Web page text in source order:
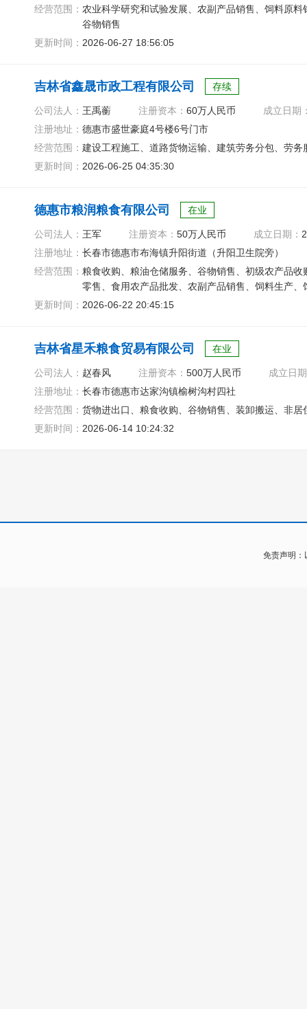
经营范围： 农业科学研究和试验发展、农副产品销售、饲料原
谷物销售
更新时间： 2026-06-27 18:56:05
吉林省鑫晟市政工程有限公司 存续
公司法人： 王禹蘅 注册资本： 60万人民币
成立日期
注册地址： 德惠市盛世豪庭4号楼6号门市
经营范围： 建设工程施工、道路货物运输、建筑劳务分包、劳
更新时间： 2026-06-25 04:35:30
德惠市粮润粮食有限公司 在业
公司法人： 王军 注册资本： 50万人民币 成立日期：
注册地址： 长春市德惠市布海镇升阳街道（升阳卫生院旁）
经营范围： 粮食收购、粮油仓储服务、谷物销售、初级农产品
零售、食用农产品批发、农副产品销售、饲料生产、
更新时间： 2026-06-22 20:45:15
吉林省星禾粮食贸易有限公司 在业
公司法人： 赵春风 注册资本： 500万人民币
成立日
注册地址： 长春市德惠市达家沟镇榆树沟村四社
经营范围： 货物进出口、粮食收购、谷物销售、装卸搬运、非
更新时间： 2026-06-14 10:24:32
免责声明：